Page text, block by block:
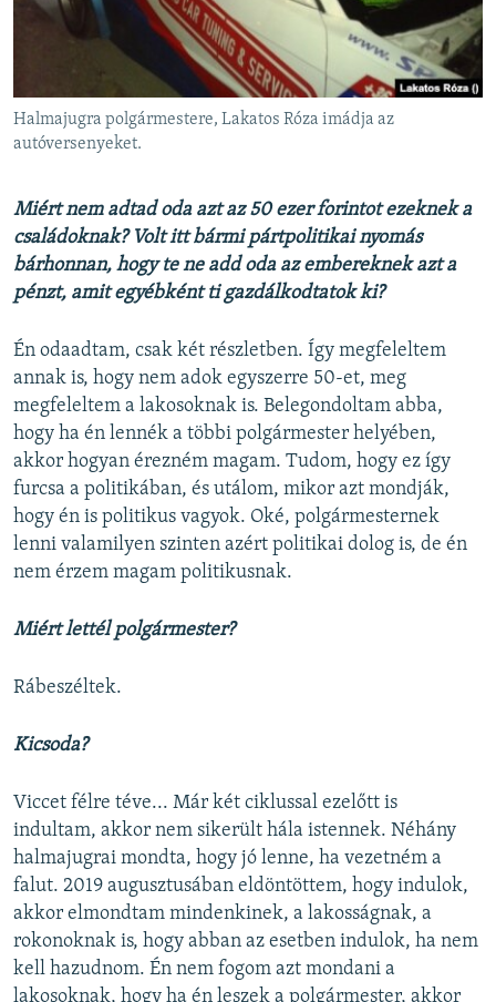
Halmajugra polgármestere, Lakatos Róza imádja az
autóversenyeket.
Miért nem adtad oda azt az 50 ezer forintot ezeknek a
családoknak? Volt itt bármi pártpolitikai nyomás
bárhonnan, hogy te ne add oda az embereknek azt a
pénzt, amit egyébként ti gazdálkodtatok ki?
Én odaadtam, csak két részletben. Így megfeleltem
annak is, hogy nem adok egyszerre 50-et, meg
megfeleltem a lakosoknak is. Belegondoltam abba,
hogy ha én lennék a többi polgármester helyében,
akkor hogyan érezném magam. Tudom, hogy ez így
furcsa a politikában, és utálom, mikor azt mondják,
hogy én is politikus vagyok. Oké, polgármesternek
lenni valamilyen szinten azért politikai dolog is, de én
nem érzem magam politikusnak.
Miért lettél polgármester?
Rábeszéltek.
Kicsoda?
Viccet félre téve... Már két ciklussal ezelőtt is
indultam, akkor nem sikerült hála istennek. Néhány
halmajugrai mondta, hogy jó lenne, ha vezetném a
falut. 2019 augusztusában eldöntöttem, hogy indulok,
akkor elmondtam mindenkinek, a lakosságnak, a
rokonoknak is, hogy abban az esetben indulok, ha nem
kell hazudnom. Én nem fogom azt mondani a
lakosoknak, hogy ha én leszek a polgármester, akkor